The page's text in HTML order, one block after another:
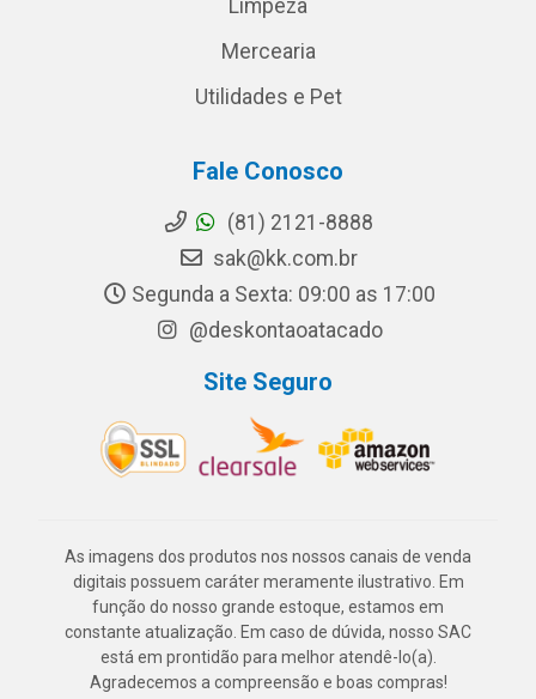
Limpeza
Mercearia
Utilidades e Pet
Fale Conosco
(81) 2121-8888
sak@kk.com.br
Segunda a Sexta: 09:00 as 17:00
@deskontaoatacado
Site Seguro
As imagens dos produtos nos nossos canais de venda
digitais possuem caráter meramente ilustrativo. Em
função do nosso grande estoque, estamos em
constante atualização. Em caso de dúvida, nosso SAC
está em prontidão para melhor atendê-lo(a).
Agradecemos a compreensão e boas compras!